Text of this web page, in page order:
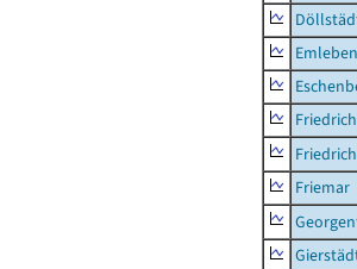
Emleben
Friemar